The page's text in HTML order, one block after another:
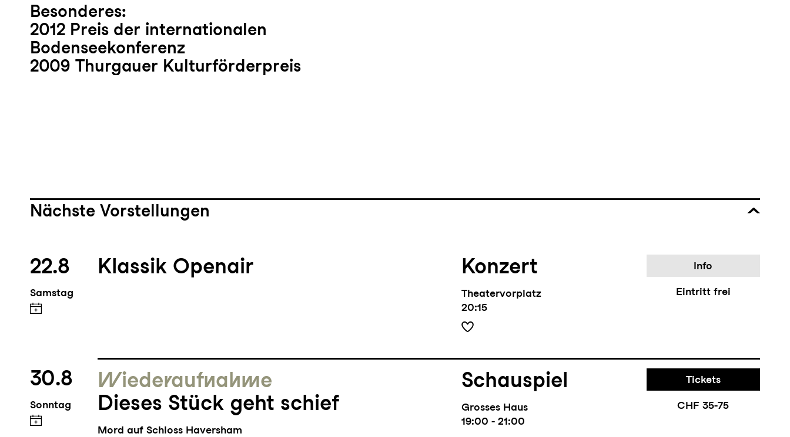
Besonderes:
2012 Preis der internationalen
Bodenseekonferenz
2009 Thurgauer Kulturförderpreis
Nächste Vorstellungen
22.8
Samstag
Klassik Openair Konzert
Theatervorplatz
20:15
Info
Eintritt frei
30.8
Sonntag
Wieder­aufnahme
Dieses Stück geht schief
Mord auf Schloss Haversham
Schauspiel
Grosses Haus
19:00 - 21:00
Tickets
CHF 35-75